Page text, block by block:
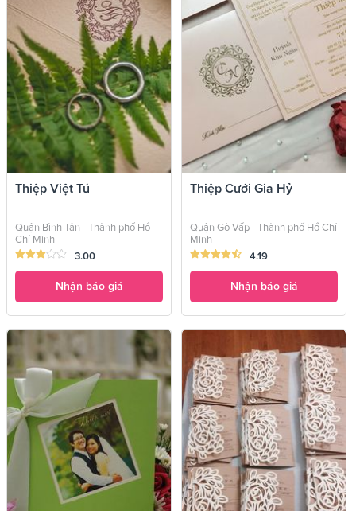
Thiệp Việt Tú
Quận Bình Tân - Thành phố Hồ
Chí Minh
3.00
Nhận báo giá
Thiệp Cưới Gia Hỷ
Quận Gò Vấp - Thành phố Hồ Chí
Minh
4.19
Nhận báo giá